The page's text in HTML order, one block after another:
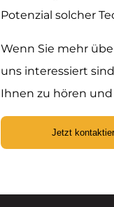
Potenzial solcher
Wenn Sie mehr
uns interessiert
Ihnen zu hören
Jetzt